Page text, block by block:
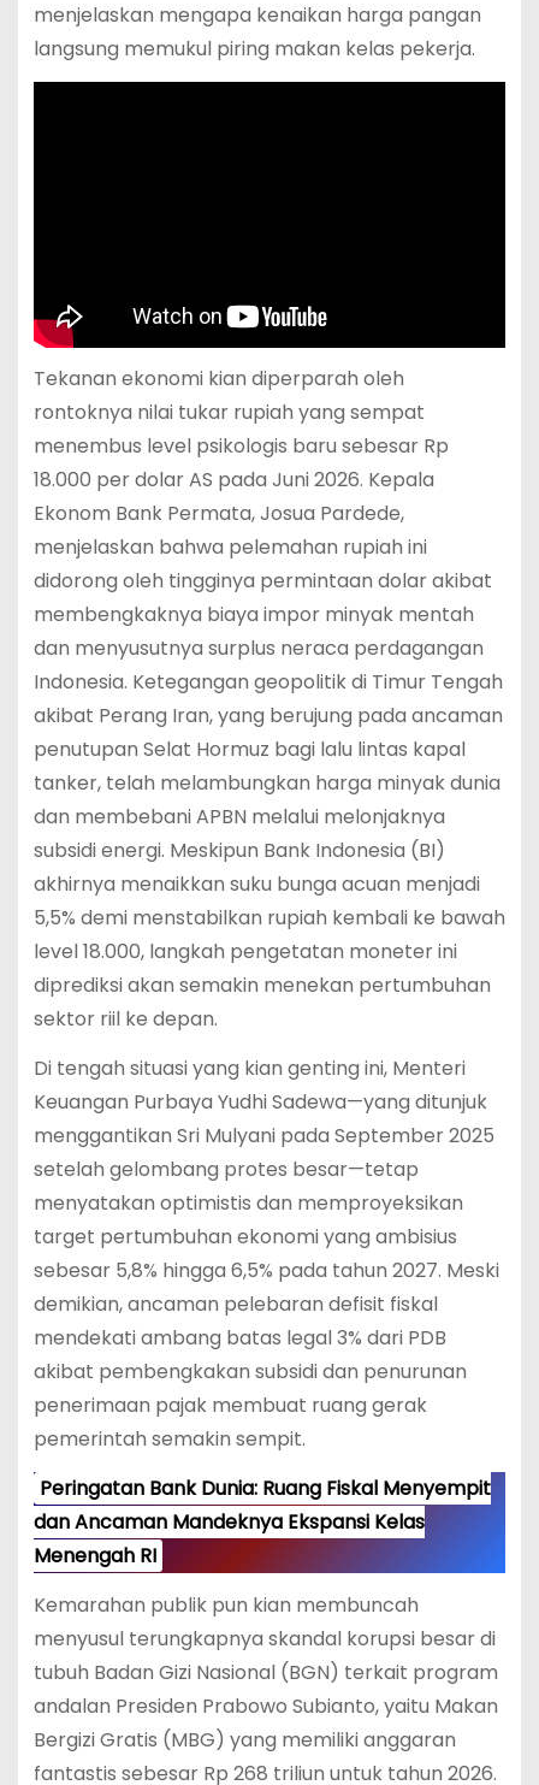
menjelaskan mengapa kenaikan harga pangan
langsung memukul piring makan kelas pekerja.
Tekanan ekonomi kian diperparah oleh
rontoknya nilai tukar rupiah yang sempat
menembus level psikologis baru sebesar Rp
18.000 per dolar AS pada Juni 2026. Kepala
Ekonom Bank Permata, Josua Pardede,
menjelaskan bahwa pelemahan rupiah ini
didorong oleh tingginya permintaan dolar akibat
membengkaknya biaya impor minyak mentah
dan menyusutnya surplus neraca perdagangan
Indonesia. Ketegangan geopolitik di Timur Tengah
akibat Perang Iran, yang berujung pada ancaman
penutupan Selat Hormuz bagi lalu lintas kapal
tanker, telah melambungkan harga minyak dunia
dan membebani APBN melalui melonjaknya
subsidi energi. Meskipun Bank Indonesia (BI)
akhirnya menaikkan suku bunga acuan menjadi
5,5% demi menstabilkan rupiah kembali ke bawah
level 18.000, langkah pengetatan moneter ini
diprediksi akan semakin menekan pertumbuhan
sektor riil ke depan.
Di tengah situasi yang kian genting ini, Menteri
Keuangan Purbaya Yudhi Sadewa—yang ditunjuk
menggantikan Sri Mulyani pada September 2025
setelah gelombang protes besar—tetap
menyatakan optimistis dan memproyeksikan
target pertumbuhan ekonomi yang ambisius
sebesar 5,8% hingga 6,5% pada tahun 2027. Meski
demikian, ancaman pelebaran defisit fiskal
mendekati ambang batas legal 3% dari PDB
akibat pembengkakan subsidi dan penurunan
penerimaan pajak membuat ruang gerak
pemerintah semakin sempit.
Peringatan Bank Dunia: Ruang Fiskal Menyempit
dan Ancaman Mandeknya Ekspansi Kelas
Menengah RI
Kemarahan publik pun kian membuncah
menyusul terungkapnya skandal korupsi besar di
tubuh Badan Gizi Nasional (BGN) terkait program
andalan Presiden Prabowo Subianto, yaitu Makan
Bergizi Gratis (MBG) yang memiliki anggaran
fantastis sebesar Rp 268 triliun untuk tahun 2026.